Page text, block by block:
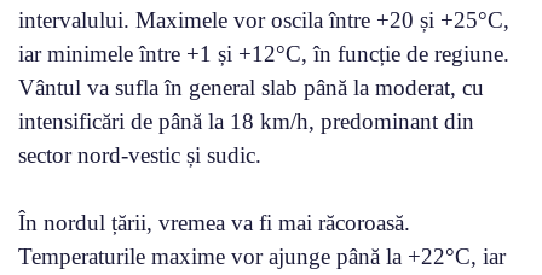
intervalului. Maximele vor oscila între +20 și +25°C,
iar minimele între +1 și +12°C, în funcție de regiune.
Vântul va sufla în general slab până la moderat, cu
intensificări de până la 18 km/h, predominant din
sector nord-vestic și sudic.
În nordul țării, vremea va fi mai răcoroasă.
Temperaturile maxime vor ajunge până la +22°C, iar